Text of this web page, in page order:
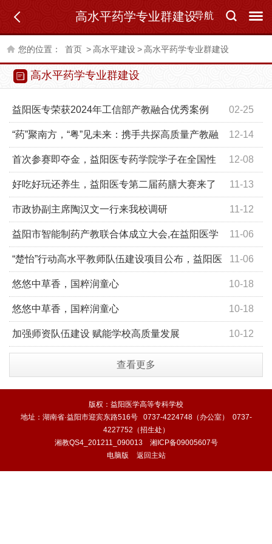
导航
高水平药学专业群建设
您的位置： 首页 >高水平建设>高水平药学专业群建设
高水平药学专业群建设
02-25
益阳医专荣获2024年工信部产教融合优秀案例
12-14
“药”聚南方，“粤”见未来：携手共探高质量产教融
合新航道 12-08
首次参赛即夺金，益阳医专药学院学子在全国性
赛事展实力 11-13
好吃好玩还养生，益阳医专第二届药膳大赛来了
11-12
市政协副主席陶汉文一行来我校调研
11-06
益阳市智能制药产教联合体成立大会,在益阳医学
高等专科学校召开 11-06
“楚怡”行动高水平教师队伍建设项目公布，益阳医
专＋5 10-18
悠悠中草香，国粹润童心
10-18
悠悠中草香，国粹润童心
10-12
加强师资队伍建设 赋能学校高质量发展
查看更多
版权：益阳医学高等专科学校
地址：湖南省·益阳市迎宾东路516号 0737-4224748（办公室） 0737-
4227752（招生处）
湘教QS4_201211_090013 湘ICP备09005607号
电脑版
返回主站